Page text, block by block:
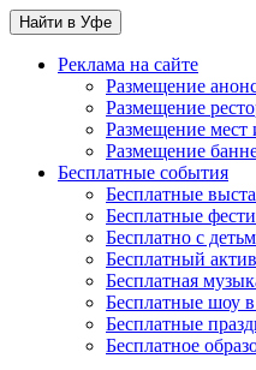
Найти в Уфе
Реклама на сайте
Размещение
Размещение
Размещение мест
Размещение
Бесплатные события
Бесплатные
Бесплатные
Бесплатно с
Бесплатный
Бесплатная
Бесплатные шоу
Бесплатные
Бесплатное